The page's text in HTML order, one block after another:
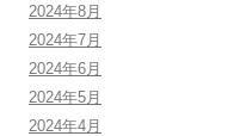
2024年8月
2024年7月
2024年6月
2024年5月
2024年4月